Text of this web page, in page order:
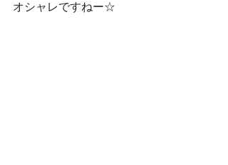
オシャレですねー☆